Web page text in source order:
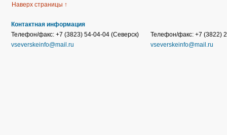
Наверх страницы ↑
Контактная информация
Телефон/факс: +7 (3823) 54-04-04 (Северск)
vseverskeinfo@mail.ru
Телефон/факс: +7 (3822)
vseverskeinfo@mail.ru